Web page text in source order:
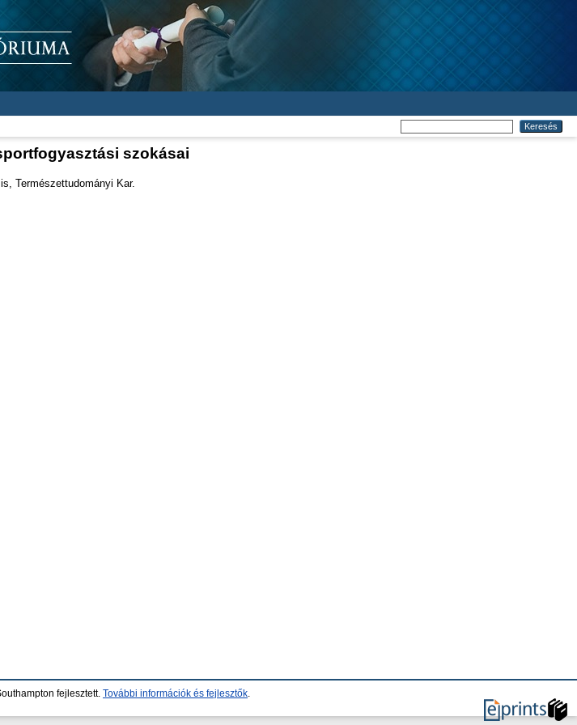
szokásai
Természettudományi Kar.
fejlesztett. További információk és fejlesztők